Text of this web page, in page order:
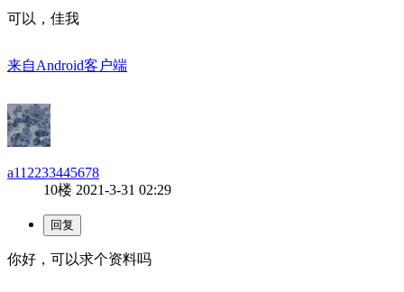
可以，佳我
来自Android客户端
a112233445678
10楼 2021-3-31 02:29
你好，可以求个资料吗